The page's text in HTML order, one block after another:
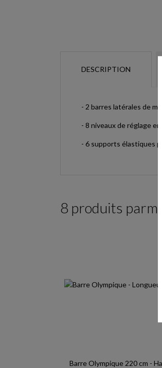
DESCRIPTION
- 2 barres latérales de
- 8 niveaux de réglage
- 6 supports élastiques
8 produits
Barre Olympique 220 cm -